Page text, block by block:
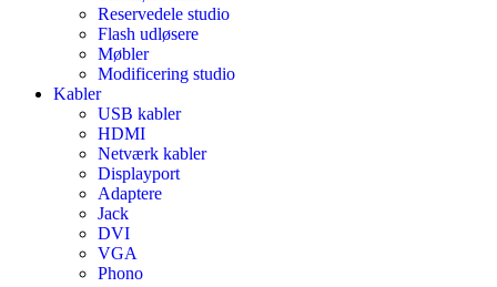
Reservedele studio
Flash udløsere
Møbler
Modificering studio
Kabler
USB kabler
HDMI
Netværk kabler
Displayport
Adaptere
Jack
DVI
VGA
Phono